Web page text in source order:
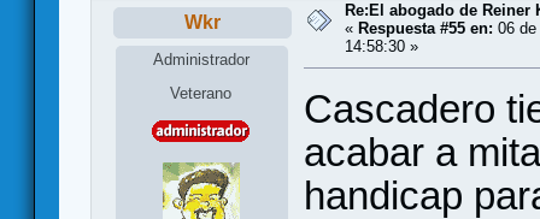
Wkr
Administrador
Veterano
Re:El abogado de Reiner
« Respuesta #55 en: 06
14:58:30 »
Cascadero
acabar a
handicap